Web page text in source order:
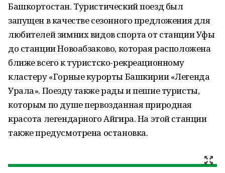
Башкортостан. Туристический поезд был
запущен в качестве сезонного предложения для
любителей зимних видов спорта от станции Уфы
до станции Новоабзаково, которая расположена
ближе всего к туристско-рекреационному
кластеру «Горные курорты Башкирии «Легенда
Урала». Поезду также рады и пешие туристы,
которым по душе первозданная природная
красота легендарного Айгира. На этой станции
также предусмотрена остановка.